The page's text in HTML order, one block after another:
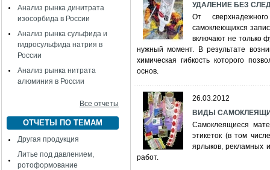
Анализ рынка динитрата
изосорбида в России
Анализ рынка сульфида и
гидросульфида натрия в
России
Анализ рынка нитрата
алюминия в России
Все отчеты
ОТЧЕТЫ ПО ТЕМАМ
Другая продукция
Литье под давлением,
ротоформование
УДАЛЕНИЕ БЕЗ
От
самоклеющихся
включают не только
нужный момент. В результате
химическая гибкость которого
основ.
26.03.2012
ВИДЫ
Самоклеящиеся
этикеток (в том
ярлыков, рекламных
работ.